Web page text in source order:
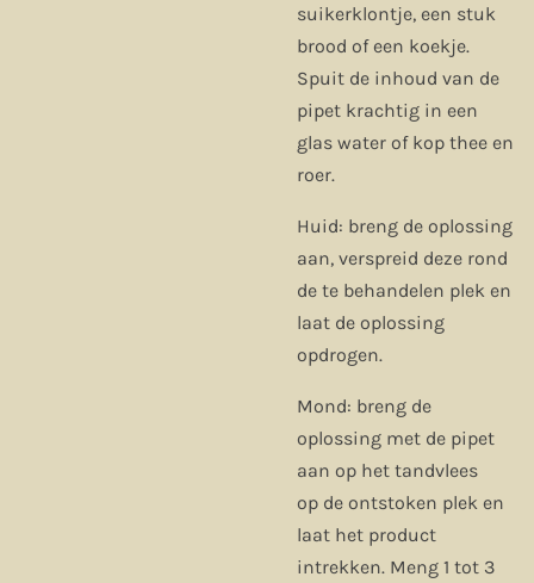
suikerklontje, een stuk
brood of een koekje.
Spuit de inhoud van de
pipet krachtig in een
glas water of kop thee en
roer.
Huid: breng de oplossing
aan, verspreid deze rond
de te behandelen plek en
laat de oplossing
opdrogen.
Mond: breng de
oplossing met de pipet
aan op het tandvlees
op de ontstoken plek en
laat het product
intrekken. Meng 1 tot 3